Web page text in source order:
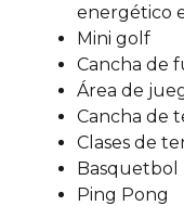
energético
Mini golf
Cancha de
Área de
Cancha de
Clases de
Basquetbol
Ping Pong